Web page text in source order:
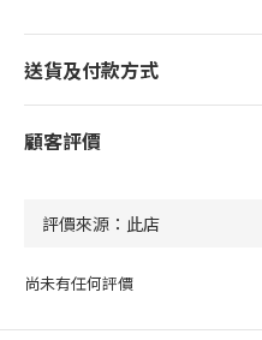
送貨及付款方式
顧客評價
尚未有任何評價